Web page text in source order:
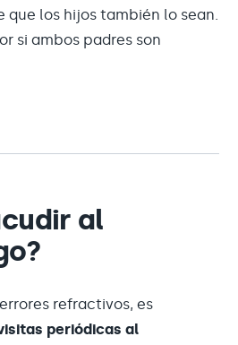
que los hijos también lo sean.
si ambos padres son
al
refractivos, es
periódicas al